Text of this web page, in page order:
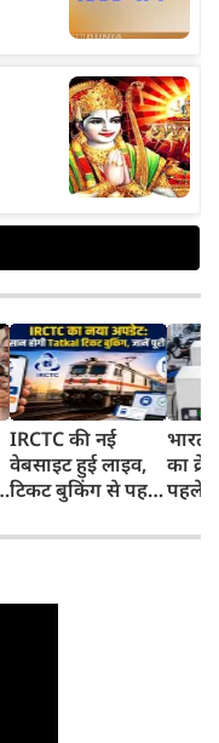
IRCTC की नई
वेबसाइट हुई लाइव,
टिकट बुकिंग से पहले
काम, जानें पूरा
भारत
का
पहले
और